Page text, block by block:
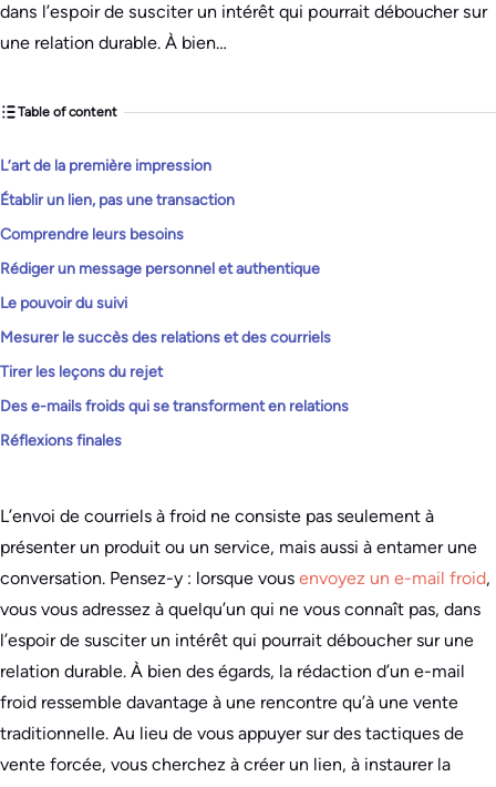
dans l’espoir de susciter un intérêt qui pourrait déboucher sur
une relation durable. À bien…
Table of content
L’art de la première impression
Établir un lien, pas une transaction
Comprendre leurs besoins
Rédiger un message personnel et authentique
Le pouvoir du suivi
Mesurer le succès des relations et des courriels
Tirer les leçons du rejet
Des e-mails froids qui se transforment en relations
Réflexions finales
L’envoi de courriels à froid ne consiste pas seulement à
présenter un produit ou un service, mais aussi à entamer une
conversation. Pensez-y : lorsque vous envoyez un e-mail froid,
vous vous adressez à quelqu’un qui ne vous connaît pas, dans
l’espoir de susciter un intérêt qui pourrait déboucher sur une
relation durable. À bien des égards, la rédaction d’un e-mail
froid ressemble davantage à une rencontre qu’à une vente
traditionnelle. Au lieu de vous appuyer sur des tactiques de
vente forcée, vous cherchez à créer un lien, à instaurer la